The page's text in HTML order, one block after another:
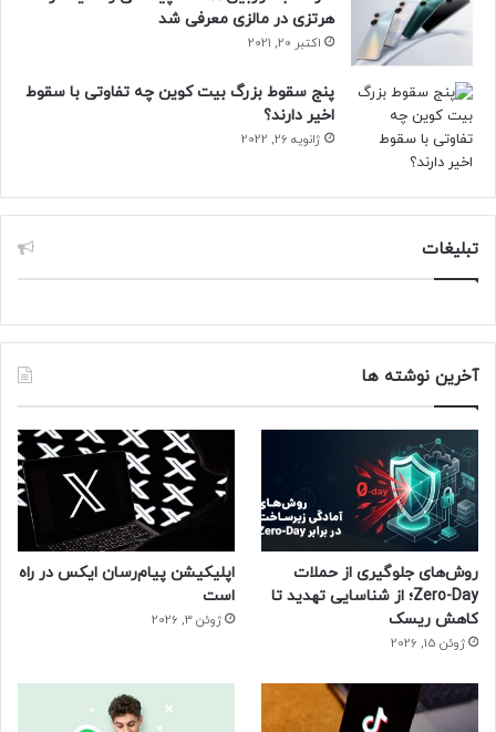
هرتزی در مالزی معرفی شد
اکتبر 20, 2021
پنج سقوط بزرگ بیت کوین چه تفاوتی با سقوط
اخیر دارند؟
ژانویه 26, 2022
تبلیغات
آخرین نوشته ها
روش‌های جلوگیری از حملات
Zero-Day؛ از شناسایی تهدید تا
کاهش ریسک
ژوئن 15, 2026
اپلیکیشن پیام‌رسان ایکس در راه
است
ژوئن 3, 2026